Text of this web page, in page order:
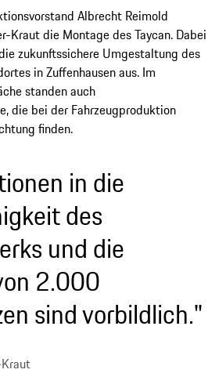
Albrecht Reimold
die Montage des Taycan. Dabei
zukunftssichere Umgestaltung des
in Zuffenhausen aus. Im
standen auch
die bei der Fahrzeugproduktion
finden.
in die
des
und die
2.000
sind vorbildlich."